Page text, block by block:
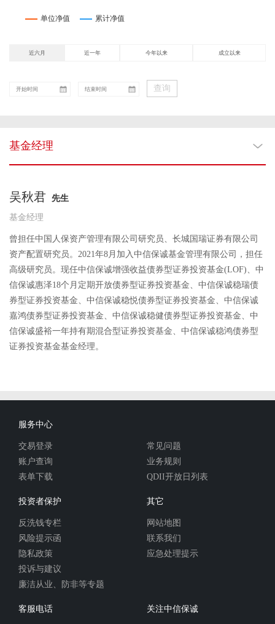
近六月 近一年 今年以来 成立以来
查询
基金经理
吴秋君 先生
基金经理
曾担任中国人保资产管理有限公司研究员、长城国瑞证券有限公司
资产配置研究员。2021年8月加入中信保诚基金管理有限公司，担任
高级研究员。现任中信保诚增强收益债券型证券投资基金(LOF)、中
信保诚惠泽18个月定期开放债券型证券投资基金、中信保诚稳瑞债
券型证券投资基金、中信保诚稳悦债券型证券投资基金、中信保诚
嘉鸿债券型证券投资基金、中信保诚稳健债券型证券投资基金、中
信保诚盛裕一年持有期混合型证券投资基金、中信保诚稳鸿债券型
证券投资基金基金经理。
服务中心
交易登录
账户查询
表单下载
常见问题
业务规则
QDII开放日列表
投资者保护
反洗钱专栏
风险提示函
隐私政策
投诉与建议
廉洁从业、防非等专题
其它
网站地图
联系我们
应急处理提示
客服电话 关注中信保诚